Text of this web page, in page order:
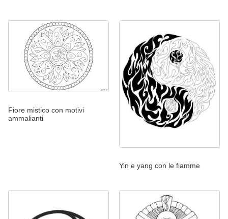
Fiore mistico con motivi
ammalianti
Yin e yang con le fiamme